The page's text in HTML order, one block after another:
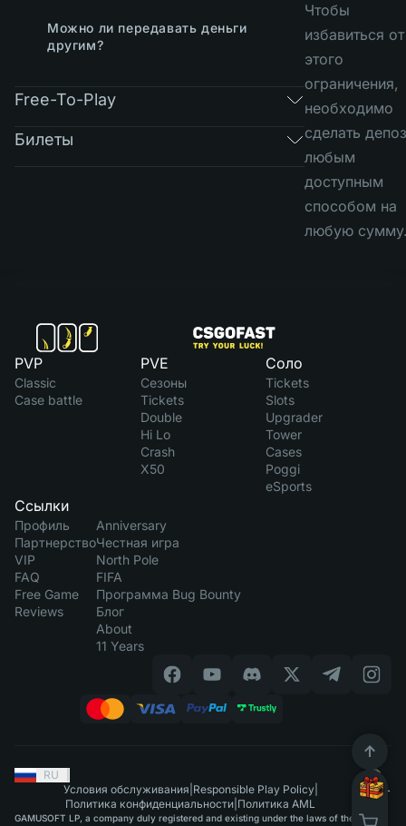
Можно ли передавать деньги
другим?
Free-To-Play
Билеты
Чтобы
избавиться от
этого
ограничения,
необходимо
сделать
любым
доступным
способом на
любую
PVP
Classic
Case battle
PVE
Сезоны
Tickets
Double
Hi Lo
Crash
X50
Соло
Tickets
Slots
Upgrader
Tower
Cases
Poggi
eSports
Ссылки
Профиль
Партнерство
VIP
FAQ
Free Game
Reviews
Anniversary
Честная игра
North Pole
FIFA
Программа Bug Bounty
Блог
About
11 Years
RU
Условия обслуживания Responsible Play Policy|
Политика конфиденциальности Политика AML
GAMUSOFT LP, a company duly registered and existing under the laws of the